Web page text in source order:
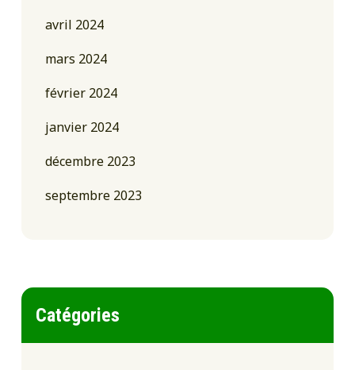
avril 2024
mars 2024
février 2024
janvier 2024
décembre 2023
septembre 2023
Catégories